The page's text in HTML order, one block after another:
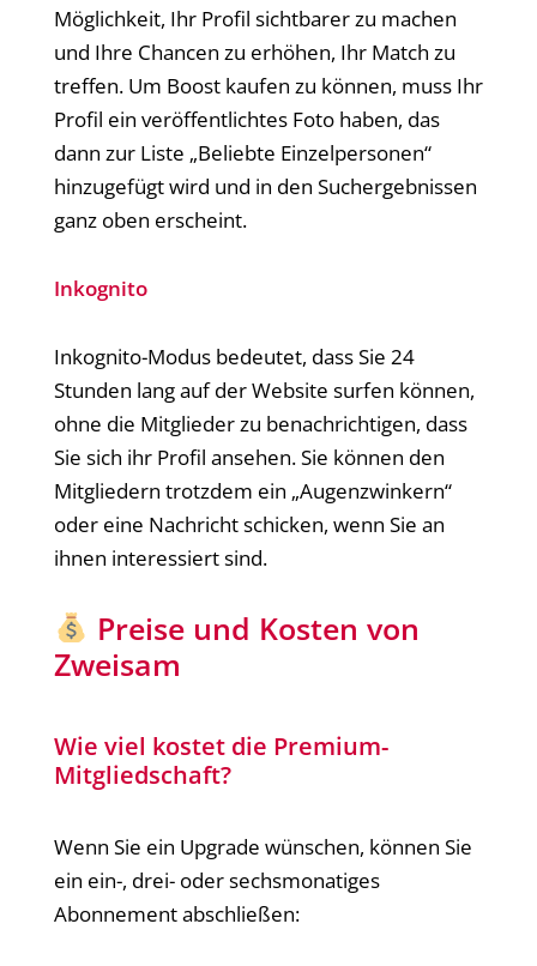
Möglichkeit, Ihr Profil sichtbarer zu machen
und Ihre Chancen zu erhöhen, Ihr Match zu
treffen. Um Boost kaufen zu können, muss Ihr
Profil ein veröffentlichtes Foto haben, das
dann zur Liste „Beliebte Einzelpersonen“
hinzugefügt wird und in den Suchergebnissen
ganz oben erscheint.
Inkognito
Inkognito-Modus bedeutet, dass Sie 24
Stunden lang auf der Website surfen können,
ohne die Mitglieder zu benachrichtigen, dass
Sie sich ihr Profil ansehen. Sie können den
Mitgliedern trotzdem ein „Augenzwinkern“
oder eine Nachricht schicken, wenn Sie an
ihnen interessiert sind.
Preise und Kosten von
Zweisam
Wie viel kostet die Premium-
Mitgliedschaft?
Wenn Sie ein Upgrade wünschen, können Sie
ein ein-, drei- oder sechsmonatiges
Abonnement abschließen: